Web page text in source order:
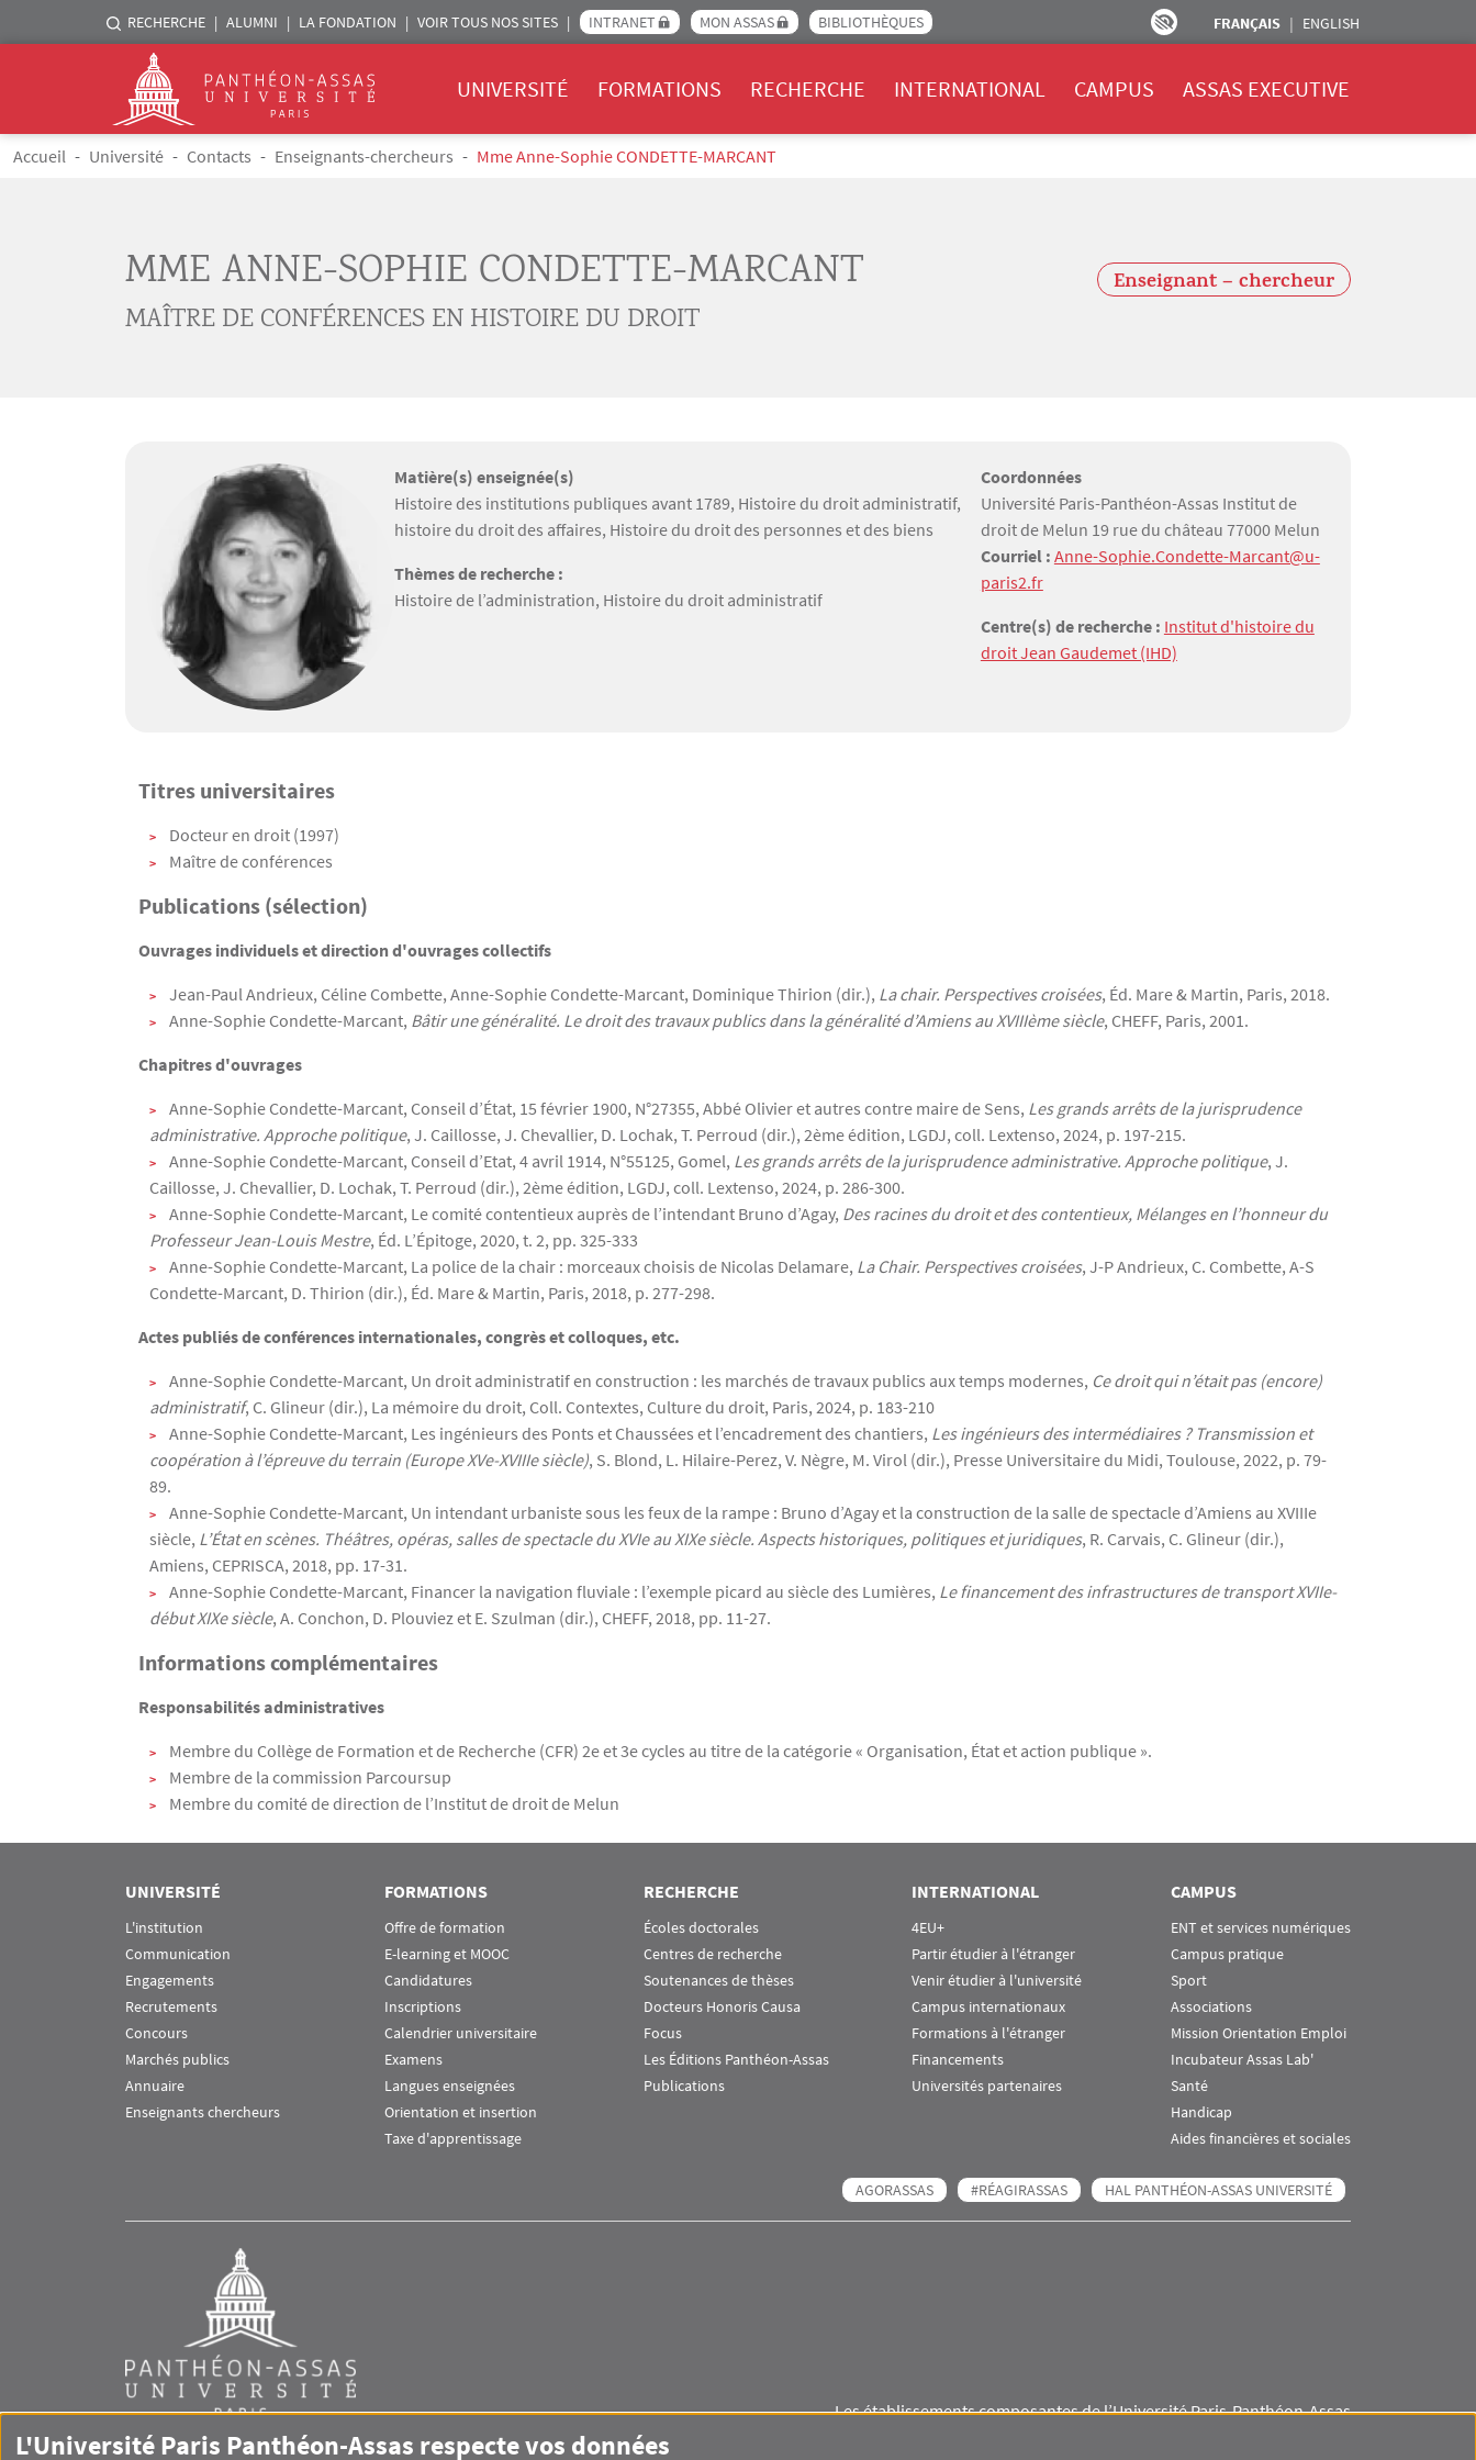
Aller au contenu principal
Menu liste sites Assas
RECHERCHE ALUMNI LA FONDATION VOIR TOUS NOS SITES INTRANET MON ASSAS BIBLIOTHÈQUES FRANÇAIS ENGLISH
Logo
UNIVERSITÉ FORMATIONS RECHERCHE INTERNATIONAL CAMPUS ASSAS EXECUTIVE
Fil d'Ariane
Accueil Université Contacts Enseignants-chercheurs Mme Anne-Sophie CONDETTE-MARCANT
MME ANNE-SOPHIE CONDETTE-MARCANT
MAÎTRE DE CONFÉRENCES EN HISTOIRE DU DROIT
Enseignant – chercheur
Matière(s) enseignée(s)
Histoire des institutions publiques avant 1789, Histoire du droit administratif,
histoire du droit des affaires, Histoire du droit des personnes et des biens
Thèmes de recherche :
Histoire de l’administration, Histoire du droit administratif
Coordonnées
Université Paris-Panthéon-Assas Institut de
droit de Melun 19 rue du château 77000 Melun
Courriel : Anne-Sophie.Condette-Marcant@u-
paris2.fr
Centre(s) de recherche : Institut d'histoire du
droit Jean Gaudemet (IHD)
Texte
Titres universitaires
Docteur en droit (1997)
Maître de conférences
Publications (sélection)
Ouvrages individuels et direction d'ouvrages collectifs
Jean-Paul Andrieux, Céline Combette, Anne-Sophie Condette-Marcant, Dominique Thirion (dir.), La chair. Perspectives croisées, Éd. Mare & Martin, Paris, 2018.
Anne-Sophie Condette-Marcant, Bâtir une généralité. Le droit des travaux publics dans la généralité d’Amiens au XVIIIème siècle, CHEFF, Paris, 2001.
Chapitres d'ouvrages
Anne-Sophie Condette-Marcant, Conseil d’État, 15 février 1900, N°27355, Abbé Olivier et autres contre maire de Sens, Les grands arrêts de la jurisprudence
administrative. Approche politique, J. Caillosse, J. Chevallier, D. Lochak, T. Perroud (dir.), 2ème édition, LGDJ, coll. Lextenso, 2024, p. 197-215.
Anne-Sophie Condette-Marcant, Conseil d’Etat, 4 avril 1914, N°55125, Gomel, Les grands arrêts de la jurisprudence administrative. Approche politique, J.
Caillosse, J. Chevallier, D. Lochak, T. Perroud (dir.), 2ème édition, LGDJ, coll. Lextenso, 2024, p. 286-300.
Anne-Sophie Condette-Marcant, Le comité contentieux auprès de l’intendant Bruno d’Agay, Des racines du droit et des contentieux, Mélanges en l’honneur du
Professeur Jean-Louis Mestre, Éd. L’Épitoge, 2020, t. 2, pp. 325-333
Anne-Sophie Condette-Marcant, La police de la chair : morceaux choisis de Nicolas Delamare, La Chair. Perspectives croisées, J-P Andrieux, C. Combette, A-S
Condette-Marcant, D. Thirion (dir.), Éd. Mare & Martin, Paris, 2018, p. 277-298.
Actes publiés de conférences internationales, congrès et colloques, etc.
Anne-Sophie Condette-Marcant, Un droit administratif en construction : les marchés de travaux publics aux temps modernes, Ce droit qui n’était pas (encore)
administratif, C. Glineur (dir.), La mémoire du droit, Coll. Contextes, Culture du droit, Paris, 2024, p. 183-210
Anne-Sophie Condette-Marcant, Les ingénieurs des Ponts et Chaussées et l’encadrement des chantiers, Les ingénieurs des intermédiaires ? Transmission et
coopération à l’épreuve du terrain (Europe XVe-XVIIIe siècle), S. Blond, L. Hilaire-Perez, V. Nègre, M. Virol (dir.), Presse Universitaire du Midi, Toulouse, 2022, p. 79-
89.
Anne-Sophie Condette-Marcant, Un intendant urbaniste sous les feux de la rampe : Bruno d’Agay et la construction de la salle de spectacle d’Amiens au XVIIIe
siècle, L’État en scènes. Théâtres, opéras, salles de spectacle du XVIe au XIXe siècle. Aspects historiques, politiques et juridiques, R. Carvais, C. Glineur (dir.),
Amiens, CEPRISCA, 2018, pp. 17-31.
Anne-Sophie Condette-Marcant, Financer la navigation fluviale : l’exemple picard au siècle des Lumières, Le financement des infrastructures de transport XVIIe-
début XIXe siècle, A. Conchon, D. Plouviez et E. Szulman (dir.), CHEFF, 2018, pp. 11-27.
Informations complémentaires
Responsabilités administratives
Membre du Collège de Formation et de Recherche (CFR) 2e et 3e cycles au titre de la catégorie « Organisation, État et action publique ».
Membre de la commission Parcoursup
Membre du comité de direction de l’Institut de droit de Melun
UNIVERSITÉ
L'institution
Communication
Engagements
Recrutements
Concours
Marchés publics
Annuaire
Enseignants chercheurs
FORMATIONS
Offre de formation
E-learning et MOOC
Candidatures
Inscriptions
Calendrier universitaire
Examens
Langues enseignées
Orientation et insertion
Taxe d'apprentissage
RECHERCHE
Écoles doctorales
Centres de recherche
Soutenances de thèses
Docteurs Honoris Causa
Focus
Les Éditions Panthéon-Assas
Publications
INTERNATIONAL
4EU+
Partir étudier à l'étranger
Venir étudier à l'université
Campus internationaux
Formations à l'étranger
Financements
Universités partenaires
CAMPUS
ENT et services numériques
Campus pratique
Sport
Associations
Mission Orientation Emploi
Incubateur Assas Lab'
Santé
Handicap
Aides financières et sociales
AGORASSAS #RÉAGIRASSAS HAL PANTHÉON-ASSAS UNIVERSITÉ
Les établissements composantes de l’Université Paris-Panthéon-Assas
L'Université Paris Panthéon-Assas respecte vos données